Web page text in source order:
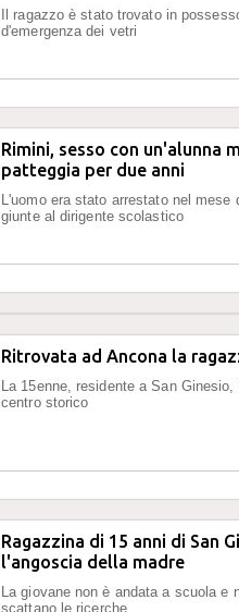
Il ragazzo è stato trovato in
d'emergenza dei vetri
Rimini, sesso con un'alunna
patteggia per due anni
L'uomo era stato arrestato nel
giunte al dirigente scolastico
Ritrovata ad Ancona la
La 15enne, residente a San
centro storico
Ragazzina di 15 anni di San
l'angoscia della madre
La giovane non è andata a scuola e
scattano le ricerche